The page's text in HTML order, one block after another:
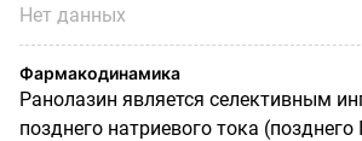
Нет данных
Фармакодинамика
Ранолазин является селективным
позднего натриевого тока (позднего